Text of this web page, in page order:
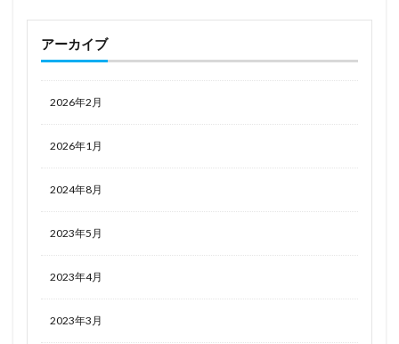
アーカイブ
2026年2月
2026年1月
2024年8月
2023年5月
2023年4月
2023年3月